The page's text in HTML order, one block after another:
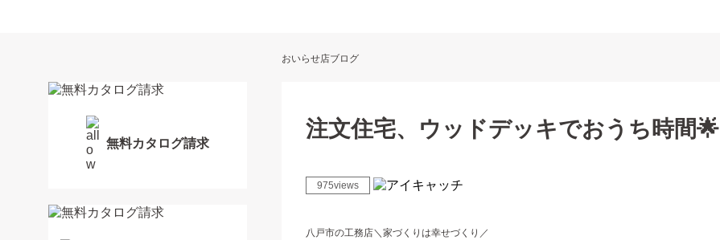
おいらせ店ブログ
無料カタログ請求
注文住宅、ウッドデッキでおうち時間🌟
975views
八戸市の工務店＼家づくりは幸せづくり／